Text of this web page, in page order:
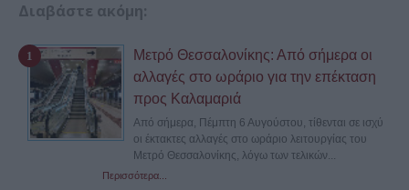
Διαβάστε ακόμη:
Μετρό Θεσσαλονίκης: Από σήμερα οι
αλλαγές στο ωράριο για την επέκταση
προς Καλαμαριά
Από σήμερα, Πέμπτη 6 Αυγούστου, τίθενται σε ισχύ
οι έκτακτες αλλαγές στο ωράριο λειτουργίας του
Μετρό Θεσσαλονίκης, λόγω των τελικών...
Περισσότερα...